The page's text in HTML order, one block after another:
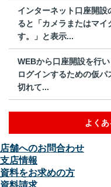
インターネット口座開
ると「カメラまたはマイ
す。」と表示...
WEBから口座開設を行
ログインするための仮
切れて...
よく
店舗へのお問合わせ
支店情報
資料をお求めの方